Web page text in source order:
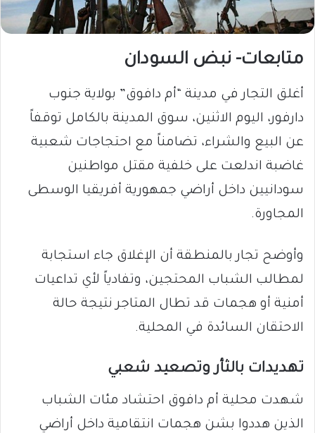
متابعات- نبض السودان
أغلق التجار في مدينة “أم دافوق” بولاية جنوب
دارفور، اليوم الاثنين، سوق المدينة بالكامل توقفاً
عن البيع والشراء، تضامناً مع احتجاجات شعبية
غاضبة اندلعت على خلفية مقتل مواطنين
سودانيين داخل أراضي جمهورية أفريقيا الوسطى
المجاورة.
وأوضح تجار بالمنطقة أن الإغلاق جاء استجابة
لمطالب الشباب المحتجين، وتفادياً لأي تداعيات
أمنية أو هجمات قد تطال المتاجر نتيجة حالة
الاحتقان السائدة في المحلية.
تهديدات بالثأر وتصعيد شعبي
شهدت محلية أم دافوق احتشاد مئات الشباب
الذين هددوا بشن هجمات انتقامية داخل أراضي